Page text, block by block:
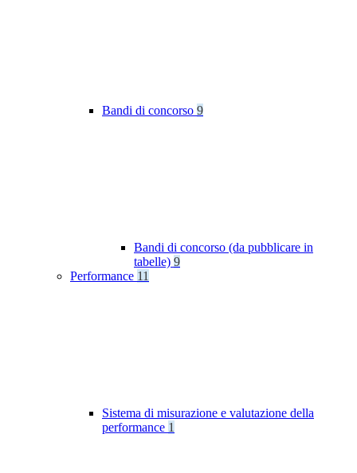
Bandi di concorso 9
Bandi di concorso (da pubblicare in
tabelle) 9
Performance 11
Sistema di misurazione e valutazione della
performance 1